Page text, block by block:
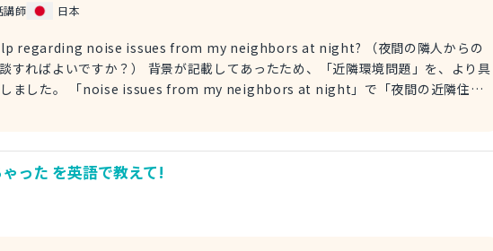
講師
日本
regarding noise issues from my neighbors at night? （夜間の隣人からの
してあったため、「近隣環境問題」を、より具
しました。 「noise issues from my neighbors at night」で「夜間の近隣住民
discuss
た。 「neighborhood environmental issues」で「近隣環境問題」となりま
った を英語で教えて!